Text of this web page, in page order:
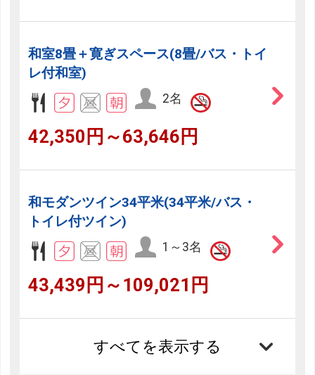
和室8畳＋寛ぎスペース(8畳/バス・トイ
レ付和室)
2名
42,350円～63,646円
和モダンツイン34平米(34平米/バス・
トイレ付ツイン)
1～3名
43,439円～109,021円
すべてを表示する